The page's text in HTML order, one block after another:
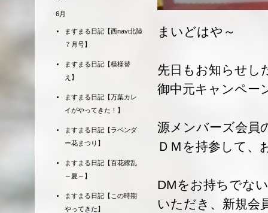
まいどはや～
先日もお知らせし
御中元キャンペー
源メンバーズ会員
ＤＭを持参して、
DMをお持ちでな
いただき、新規会
6月
ますまる日記【西navi北陸
７月号】
ますまる日記【模様替
え】
ますまる日記【万葉カレ
イがやってきた！】
ますまる日記【ラベンダ
ー花まつり】
ますまる日記【百花繚乱
～夏～】
ますまる日記【この時期
やってきた】